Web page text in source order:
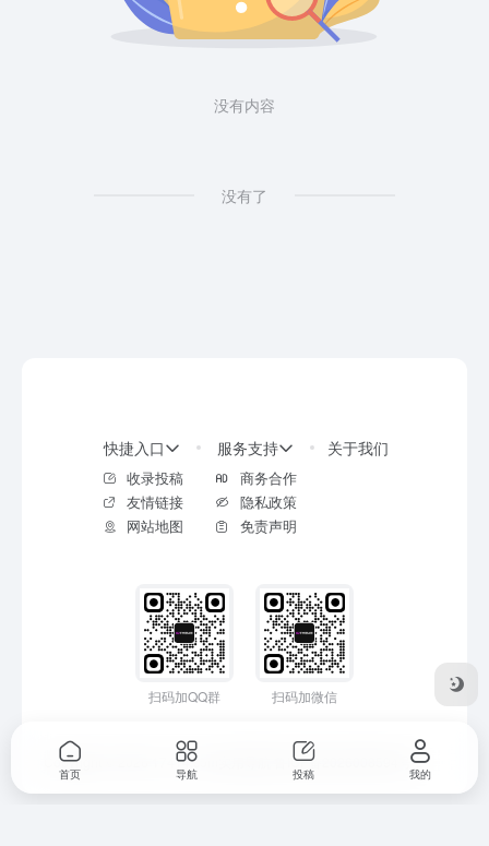
没有内容
没有了
快捷入口
收录投稿
友情链接
网站地图
服务支持
商务合作
隐私政策
免责声明
关于我们
扫码加QQ群 扫码加微信
Copyright © 2026 17414.com实用导航 鲁ICP备2026008594号-2
首页 导航 投稿 我的